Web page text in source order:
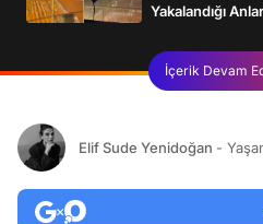
Yakalandığı
İçerik Devam
Elif Sude Yenidoğan -